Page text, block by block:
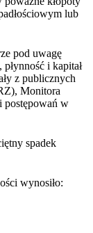
lub
pod uwagę
i kapitał
z publicznych
Monitora
postępowań w
spadek
wynosiło: